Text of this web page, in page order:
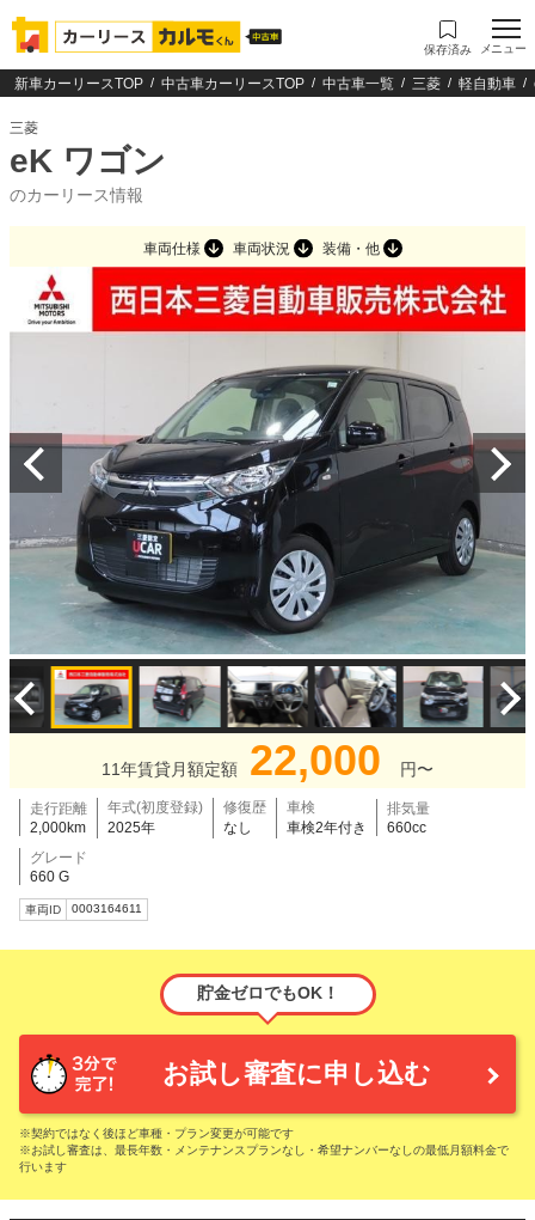
保存済み メニュー
新車カーリースTOP 中古車カーリースTOP 中古車一覧 三菱 軽自動車
三菱
eK ワゴン
のカーリース情報
車両仕様 車両状況 装備・他
11年賃貸月額定額 22,000 円〜
走行距離
2,000km
年式(初度登録)
2025年
修復歴
なし
車検
車検2年付き
排気量
660cc
グレード
660 G
車両ID 0003164611
貯金ゼロでもOK！
お試し審査に申し込む
※契約ではなく後ほど車種・プラン変更が可能です
※お試し審査は、最長年数・メンテナンスプランなし・希望ナンバーなしの最低月額料金で
行います